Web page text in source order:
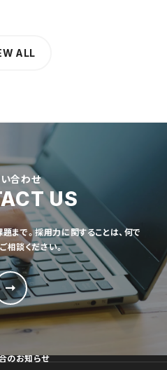
ALL
合わせ
US
まで。採用力に関することは、何で
相談ください。
のお知らせ